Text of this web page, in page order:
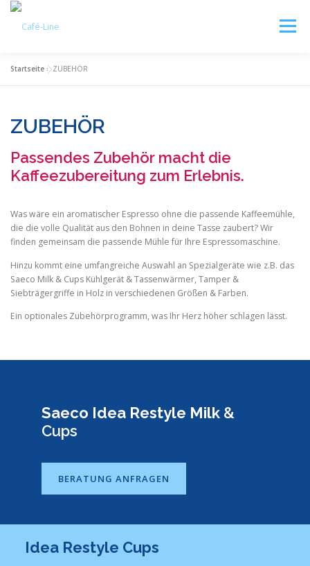
Zum
springen
Menü
WARTUNG ZUBEHÖR
Startseite »ZUBEHÖR
ZUBEHÖR
Passendes Zubehör macht die
Kaffeezubereitung zum Erlebnis.
Was wäre ein aromatischer Espresso ohne die passende Kaffeemühle,
die die volle Qualität aus den Bohnen in deine Tasse zaubert? Wir
finden gemeinsam die passende Mühle für Ihre Espressomaschine.
Hinzu kommt eine umfangreiche Auswahl an Spezialgeräte wie z.B. das
Saeco Milk & Cups Kühlgerät & Tassenwärmer, Tamper &
Siebträgergriffe in Holz in verschiedenen Größen & Farben.
Ein optionales Zubehörprogramm, was Ihr Herz höher schlagen lässt.
Saeco Idea Restyle Milk &
Cups
BERATUNG ANFRAGEN
Idea Restyle Cups